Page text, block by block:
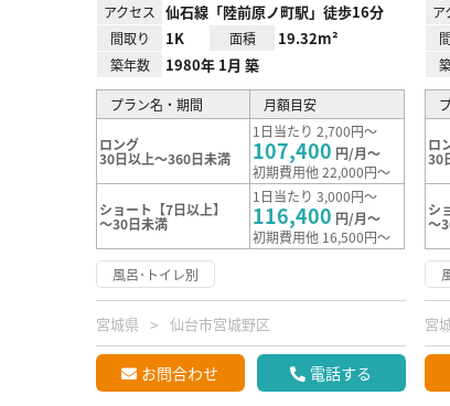
アクセス 仙石線「陸前原ノ町駅」徒歩16分
間取り 1K 面積 19.32m²
築年数 1980年 1月 築
プラン名・期間 月額目安
ロング
30日以上～360日未満
1日当たり 2,700円～
107,400 円/月～
初期費用他 22,000円～
ショート【7日以上】
～30日未満
1日当たり 3,000円～
116,400 円/月～
初期費用他 16,500円～
風呂･トイレ別
宮城県 仙台市宮城野区
お問合わせ 電話する
ア
ロ
30
シ
～
宮